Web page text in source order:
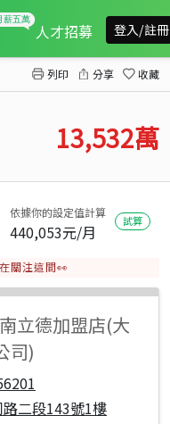
人才招募 登入/註冊
列印 分享 收藏
13,532萬
依據你的設定值計算
440,053元/月
試算
關注這間👀
立德加盟店(大
司)
二段143號1樓